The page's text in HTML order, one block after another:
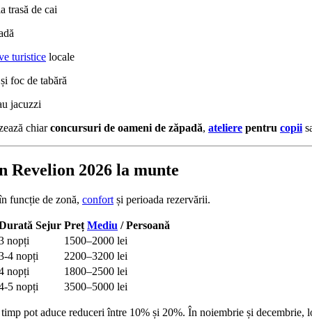
trasă de cai
turistice locale
foc de tabără
jacuzzi
chiarconcursuri de oameni de zăpadă, ateliere pentru copii
Revelion 2026 la munte
funcție de zonă, confort și perioada rezervării.
Sejur Preț Mediu / Persoană
nopți
1500–2000 lei
4 nopți
2200–3200 lei
nopți
1800–2500 lei
5 nopți
3500–5000 lei
pot aduce reduceri între 10% și 20%. În noiembrie și decembrie,